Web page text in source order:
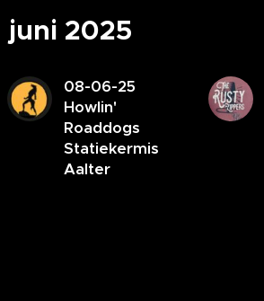
juni 2025
08-06-25
Howlin'
Roaddogs
Statiekermis
Aalter